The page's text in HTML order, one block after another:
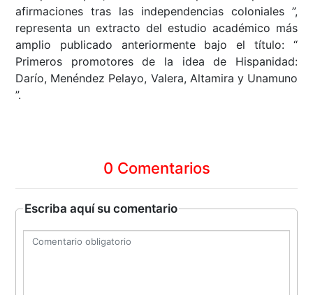
afirmaciones tras las independencias coloniales ”,
representa un extracto del estudio académico más
amplio publicado anteriormente bajo el título: “
Primeros promotores de la idea de Hispanidad:
Darío, Menéndez Pelayo, Valera, Altamira y Unamuno
”.
0 Comentarios
Escriba aquí su comentario